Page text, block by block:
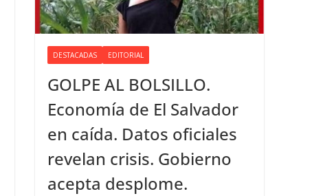
DESTACADAS EDITORIAL
GOLPE AL BOLSILLO.
Economía de El Salvador
en caída. Datos oficiales
revelan crisis. Gobierno
acepta desplome.